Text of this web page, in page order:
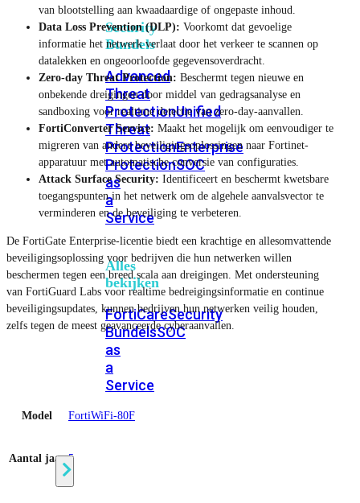
Security
Bundels
Advanced
Threat
ProtectionUnified
Threat
ProtectionEnterprise
ProtectionSOC
as
a
Service
Alles
bekijken
FortiCareSecurity
BundelsSOC
as
a
Service
van blootstelling aan kwaadaardige of ongepaste inhoud.
Data Loss Prevention (DLP): Voorkomt dat gevoelige
informatie het netwerk verlaat door het verkeer te scannen op
datalekken en ongeoorloofde gegevensoverdracht.
Zero-day Threat Protection: Beschermt tegen nieuwe en
onbekende dreigingen door middel van gedragsanalyse en
sandboxing voor realtime detectie van zero-day-aanvallen.
FortiConverter Service: Maakt het mogelijk om eenvoudiger te
migreren van andere beveiligingsoplossingen naar Fortinet-
apparatuur met automatische conversie van configuraties.
Attack Surface Security: Identificeert en beschermt kwetsbare
toegangspunten in het netwerk om de algehele aanvalsvector te
verminderen en de beveiliging te verbeteren.
De FortiGate Enterprise-licentie biedt een krachtige en allesomvattende
beveiligingsoplossing voor bedrijven die hun netwerken willen
beschermen tegen een breed scala aan dreigingen. Met ondersteuning
van FortiGuard Labs voor realtime bedreigingsinformatie en continue
beveiligingsupdates, kunnen bedrijven hun netwerken veilig houden,
zelfs tegen de meest geavanceerde cyberaanvallen.
Model FortiWiFi-80F
Aantal jaar 5